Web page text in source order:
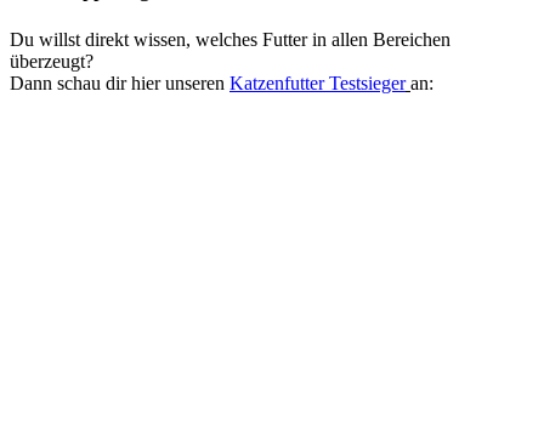
Du willst direkt wissen, welches Futter in allen Bereichen
überzeugt?
Dann schau dir hier unseren Katzenfutter Testsieger an: